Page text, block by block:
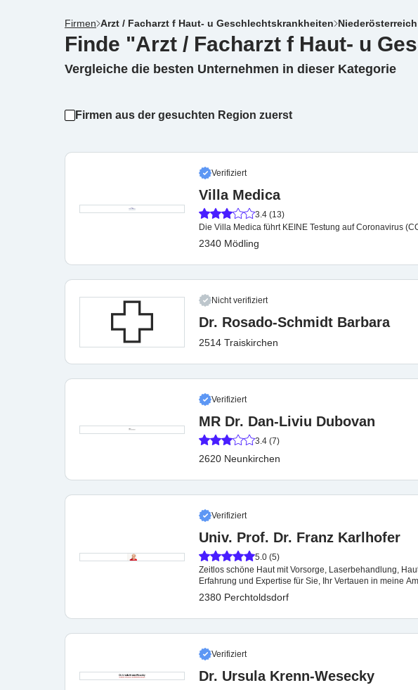
Firmen Arzt / Facharzt f Haut- u Geschlechtskrankheiten Niederösterreich
Finde "Arzt / Facharzt f Haut- u
Vergleiche die besten Unternehmen in dieser Kategorie
Firmen aus der gesuchten Region zuerst
Verifiziert
Villa Medica
3.4 (13)
Die Villa Medica führt KEINE Testung auf Coronavirus
2340 Mödling
Nicht verifiziert
Dr. Rosado-Schmidt Barbara
2514 Traiskirchen
Verifiziert
MR Dr. Dan-Liviu Dubovan
3.4 (7)
2620 Neunkirchen
Verifiziert
Univ. Prof. Dr. Franz Karlhofer
5.0 (5)
Zeitlos schöne Haut mit Vorsorge, Laserbehandlung,
Erfahrung und Expertise für Sie, Ihr Vertauen in meine
2380 Perchtoldsdorf
Verifiziert
Dr. Ursula Krenn-Wesecky